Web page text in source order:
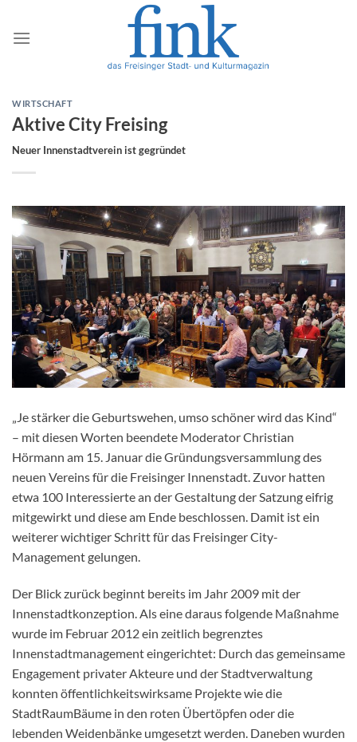
Inhalt
springen
WIRTSCHAFT
Aktive City Freising
Neuer Innenstadtverein ist gegründet
„Je stärker die Geburtswehen, umso schöner wird das Kind“
– mit diesen Worten beendete Moderator Christian
Hörmann am 15. Januar die Gründungsversammlung des
neuen Vereins für die Freisinger Innenstadt. Zuvor hatten
etwa 100 Interessierte an der Gestaltung der Satzung eifrig
mitgewirkt und diese am Ende beschlossen. Damit ist ein
weiterer wichtiger Schritt für das Freisinger City-
Management gelungen.
Der Blick zurück beginnt bereits im Jahr 2009 mit der
Innenstadtkonzeption. Als eine daraus folgende Maßnahme
wurde im Februar 2012 ein zeitlich begrenztes
Innenstadtmanagement eingerichtet: Durch das gemeinsame
Engagement privater Akteure und der Stadtverwaltung
konnten öffentlichkeitswirksame Projekte wie die
StadtRaumBäume in den roten Übertöpfen oder die
lebenden Weidenbänke umgesetzt werden. Daneben wurden